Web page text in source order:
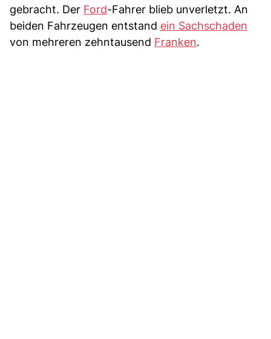
gebracht. Der Ford-Fahrer blieb unverletzt. An
beiden Fahrzeugen entstand ein Sachschaden
von mehreren zehntausend Franken.